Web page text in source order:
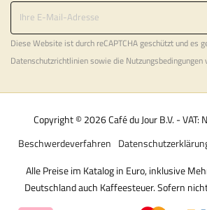
Diese Website ist durch reCAPTCHA geschützt und es
Datenschutzrichtliniensowie die Nutzungsbedingungen
Copyright © 2026 Café du Jour B.V. -
Beschwerdeverfahren
Alle Preise im Katalog in Euro, inklusive
Deutschland auch Kaffeesteuer. Sofern